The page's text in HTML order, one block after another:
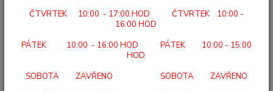
ČTVRTEK 10:00 - 17:00 HOD ČTVRTEK 10:00 -
16:00 HOD
PÁTEK 10:00 - 16:00 HOD PÁTEK 10:00 - 15:00
HOD
SOBOTA ZAVŘENO SOBOTA ZAVŘENO